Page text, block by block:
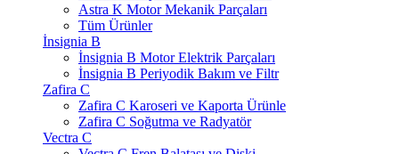
Astra K Motor Mekanik Parçaları
Tüm Ürünler
İnsignia B
İnsignia B Motor Elektrik Parçaları
İnsignia B Periyodik Bakım ve Filtr
Zafira C
Zafira C Karoseri ve Kaporta Ürünle
Zafira C Soğutma ve Radyatör
Vectra C